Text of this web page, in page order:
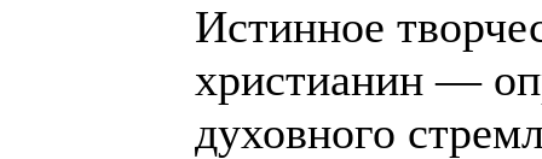
Истинное
христианин —
духовного